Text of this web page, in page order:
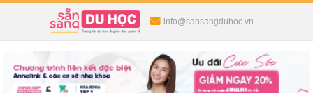
info@sansangduhoc.vn